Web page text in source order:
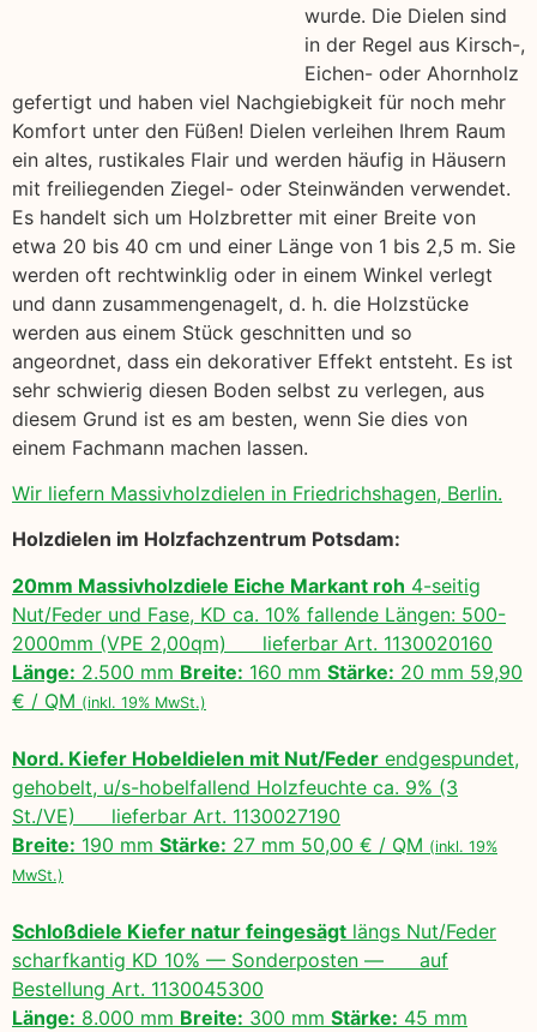
wurde. Die Dielen sind
in der Regel aus Kirsch-,
Eichen- oder Ahornholz
gefertigt und haben viel Nachgiebigkeit für noch mehr
Komfort unter den Füßen! Dielen verleihen Ihrem Raum
ein altes, rustikales Flair und werden häufig in Häusern
mit freiliegenden Ziegel- oder Steinwänden verwendet.
Es handelt sich um Holzbretter mit einer Breite von
etwa 20 bis 40 cm und einer Länge von 1 bis 2,5 m. Sie
werden oft rechtwinklig oder in einem Winkel verlegt
und dann zusammengenagelt, d. h. die Holzstücke
werden aus einem Stück geschnitten und so
angeordnet, dass ein dekorativer Effekt entsteht. Es ist
sehr schwierig diesen Boden selbst zu verlegen, aus
diesem Grund ist es am besten, wenn Sie dies von
einem Fachmann machen lassen.
Wir liefern Massivholzdielen in Friedrichshagen, Berlin.
Holzdielen im Holzfachzentrum Potsdam:
20mm Massivholzdiele Eiche Markant roh 4-seitig
Nut/Feder und Fase, KD ca. 10% fallende Längen: 500-
2000mm (VPE 2,00qm) lieferbar Art. 1130020160
Länge: 2.500 mm Breite: 160 mm Stärke: 20 mm 59,90
€ / QM (inkl. 19% MwSt.)
Nord. Kiefer Hobeldielen mit Nut/Feder endgespundet,
gehobelt, u/s-hobelfallend Holzfeuchte ca. 9% (3
St./VE) lieferbar Art. 1130027190
Breite: 190 mm Stärke: 27 mm 50,00 € / QM (inkl. 19%
MwSt.)
Schloßdiele Kiefer natur feingesägt längs Nut/Feder
scharfkantig KD 10% — Sonderposten — auf
Bestellung Art. 1130045300
Länge: 8.000 mm Breite: 300 mm Stärke: 45 mm